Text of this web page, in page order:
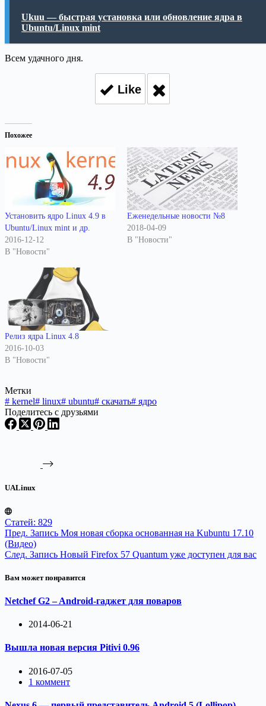
Ukuu — быстрая установка или обновление ядра в
Ubuntu/Linux mint
Всем удачного дня.
Like
Похожее
Установить ядро Linux 4.9 в
Ubuntu/Linux mint и др.
2016-12-12
В "Новости"
Еженедельные новости №8
2018-04-09
В "Новости"
Релиз ядра Linux 4.8
2016-10-03
В "Новости"
Метки
# kernel# linux# ubuntu# скачать# ядро
Поделитесь с друзьями
UALinux
Статей: 829
Пред. Запись Моя новая сборка основанная на Kubuntu 17.10
(Видео)
След. Запись Новый Firefox 57 Quantum уже доступен для вас
Вам может понравится
Netchef G2 – Android-гаджет для поваров
2014-06-21
Вышла новая версия Pitivi 0.96
2016-07-05
1 коммент